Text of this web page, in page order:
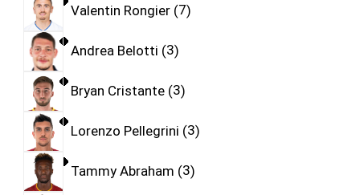
Valentin Rongier 7
Andrea Belotti 3
Bryan Cristante 3
Lorenzo Pellegrini 3
Tammy Abraham 3